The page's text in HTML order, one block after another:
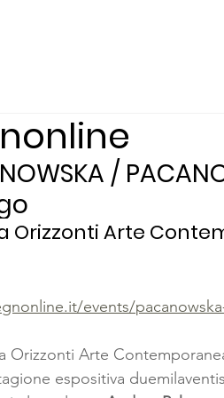
/
Orizzonti Arte
events/
Orizzonti Arte
espositiva